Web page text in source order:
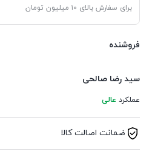
برای سفارش بالای ۱۰ میلیون تومان
فروشنده
سید رضا صالحی
عملکرد عالی
ضمانت اصالت کالا